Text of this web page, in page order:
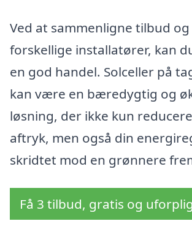
Ved at sammenligne tilbud
forskellige installatører, kan
en god handel. Solceller på
kan være en bæredygtig og
løsning, der ikke kun
aftryk, men også din
skridtet mod en grønnere
Få 3 tilbud, gratis og